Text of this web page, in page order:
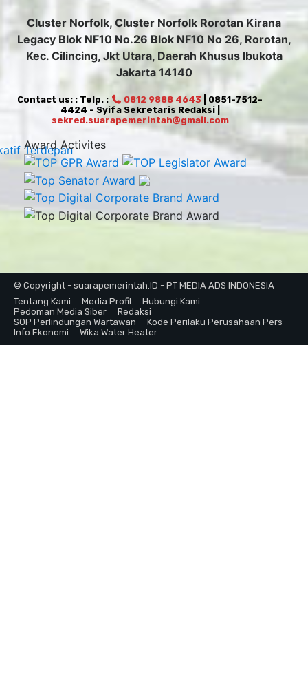
Cluster Norfolk, Cluster Norfolk Rorotan Kirana
Legacy Blok NF10 No.26 Blok NF10 No 26, Rorotan,
Kec. Cilincing, Jkt Utara, Daerah Khusus Ibukota
Jakarta 14140
Contact us: : Telp. : 0812 9888 4643 | 0851-7512-
4424 - Syifa Sekretaris Redaksi |
sekred.suarapemerintah@gmail.com
Award Activites
© Copyright - suarapemerintah.ID - PT MEDIA ADS INDONESIA
Tentang Kami
Media Profil
Hubungi Kami
Pedoman Media Siber
Redaksi
SOP Perlindungan Wartawan
Kode Perilaku Perusahaan Pers
Info Ekonomi
Wika Water Heater